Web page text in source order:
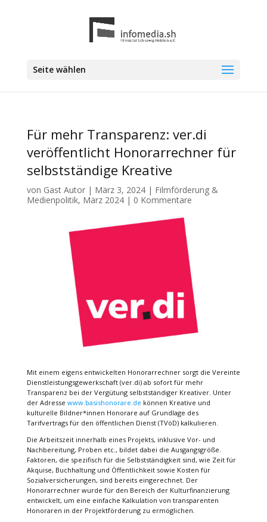
Seite wählen
Für mehr Transparenz: ver.di
veröffentlicht Honorarrechner für
selbstständige Kreative
von Gast Autor| März 3, 2024| Filmförderung &
Medienpolitik, März 2024| 0 Kommentare
Mit einem eigens entwickelten Honorarrechner sorgt die Vereinte
Dienstleistungsgewerkschaft (ver.di) ab sofort für mehr
Transparenz bei der Vergütung selbstständiger Kreativer. Unter
der Adresse www.basishonorare.de können Kreative und
kulturelle Bildner*innen Honorare auf Grundlage des
Tarifvertrags für den öffentlichen Dienst (TVöD) kalkulieren.
Die Arbeitszeit innerhalb eines Projekts, inklusive Vor- und
Nachbereitung, Proben etc., bildet dabei die Ausgangsgröße.
Faktoren, die spezifisch für die Selbstständigkeit sind, wie Zeit für
Akquise, Buchhaltung und Öffentlichkeit sowie Kosten für
Sozialversicherungen, sind bereits eingerechnet. Der
Honorarrechner wurde für den Bereich der Kulturfinanzierung
entwickelt, um eine einfache Kalkulation von transparenten
Honoraren in der Projektförderung zu ermöglichen.